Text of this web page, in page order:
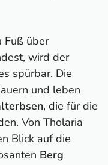
Fuß über
wird der
spürbar. Die
und leben
, die für die
Von Tholaria
Blick auf die
Berg